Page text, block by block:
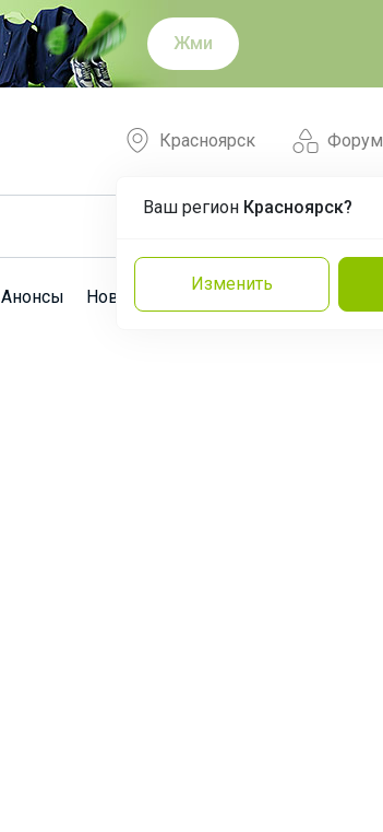
Жми
Форум
Красноярск
Ваш регион Красноярск?
Изменить
Анонсы Новости Команда